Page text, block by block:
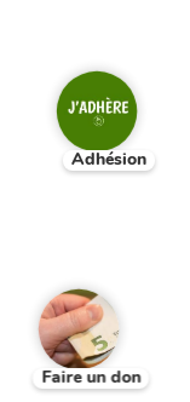
Adhésion
Faire un don